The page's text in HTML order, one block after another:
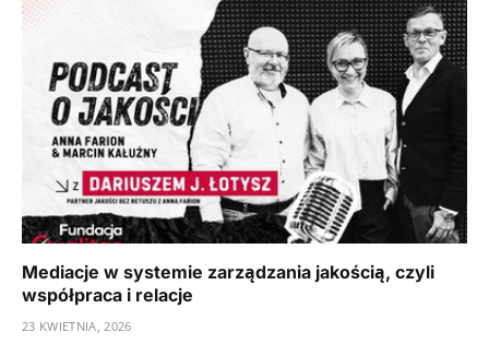
Mediacje w systemie zarządzania jakością, czyli
współpraca i relacje
23 KWIETNIA, 2026